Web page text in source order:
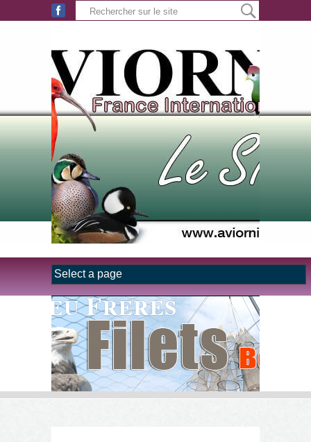
Aller au contenu principal